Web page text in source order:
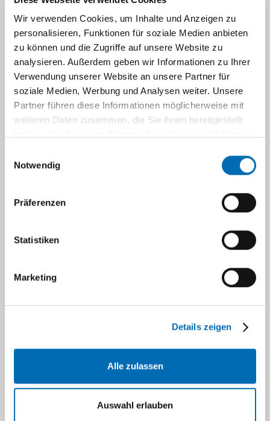
Wir verwenden Cookies, um Inhalte und Anzeigen zu
personalisieren, Funktionen für soziale Medien anbieten
zu können und die Zugriffe auf unsere Website zu
analysieren. Außerdem geben wir Informationen zu Ihrer
Verwendung unserer Website an unsere Partner für
soziale Medien, Werbung und Analysen weiter. Unsere
Partner führen diese Informationen möglicherweise mit
weiteren Daten zusammen, die Sie ihnen bereitgestellt
Notwendig
Präferenzen
Statistiken
Marketing
Details zeigen
Alle zulassen
Auswahl erlauben
Klinische Studien
Hier finden Sie eine Auflistung laufender
Studien, in die aktuell Patient:innen
wenden Sie sich bitte an die jeweils
COVID-19
Sonographie-Studien
Stoffwechselkrankheiten
Hinweis für Anfragen zu medizinischen
Doktorarbeit an unserer Klinik anzufertigen,